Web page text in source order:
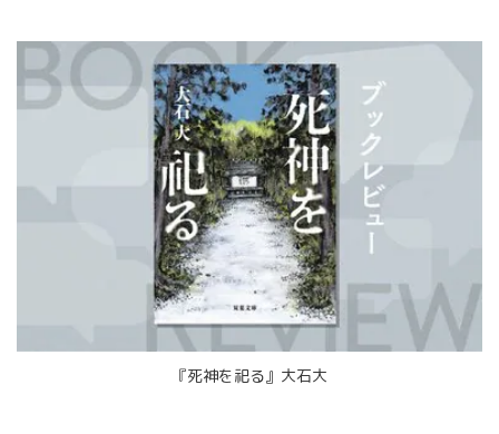
『死神を祀る』大石大